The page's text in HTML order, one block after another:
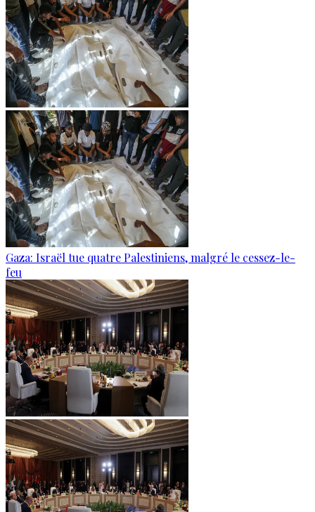
Gaza: Israël tue quatre Palestiniens, malgré le cessez-le-
feu